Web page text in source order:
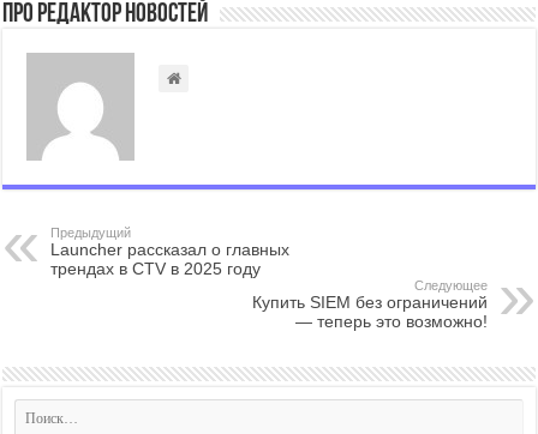
Про Редактор Новостей
Предыдущий
Launcher рассказал о главных
трендах в CTV в 2025 году
Следующее
Купить SIEM без ограничений
— теперь это возможно!